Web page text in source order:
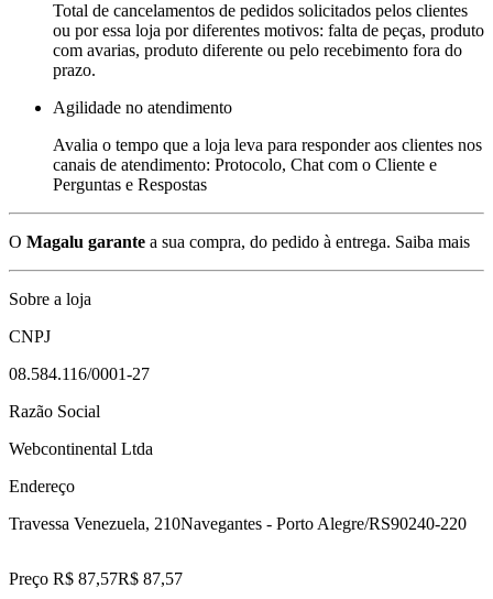
Total de cancelamentos de pedidos solicitados pelos clientes
ou por essa loja por diferentes motivos: falta de peças, produto
com avarias, produto diferente ou pelo recebimento fora do
prazo.
Agilidade no atendimento
Avalia o tempo que a loja leva para responder aos clientes nos
canais de atendimento: Protocolo, Chat com o Cliente e
Perguntas e Respostas
O Magalu garante a sua compra, do pedido à entrega. Saiba mais
Sobre a loja
CNPJ
08.584.116/0001-27
Razão Social
Webcontinental Ltda
Endereço
Travessa Venezuela, 210Navegantes - Porto Alegre/RS90240-220
Preço R$ 87,57R$ 87,57